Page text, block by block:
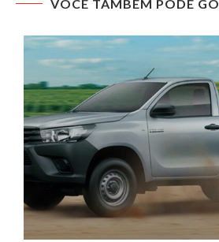
VOCÊ TAMBÉM PODE